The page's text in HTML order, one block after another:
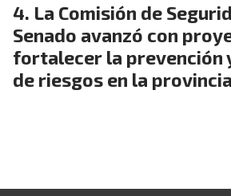
La Comisión de
Senado avanzó con
fortalecer la prevención
de riesgos en la provincia